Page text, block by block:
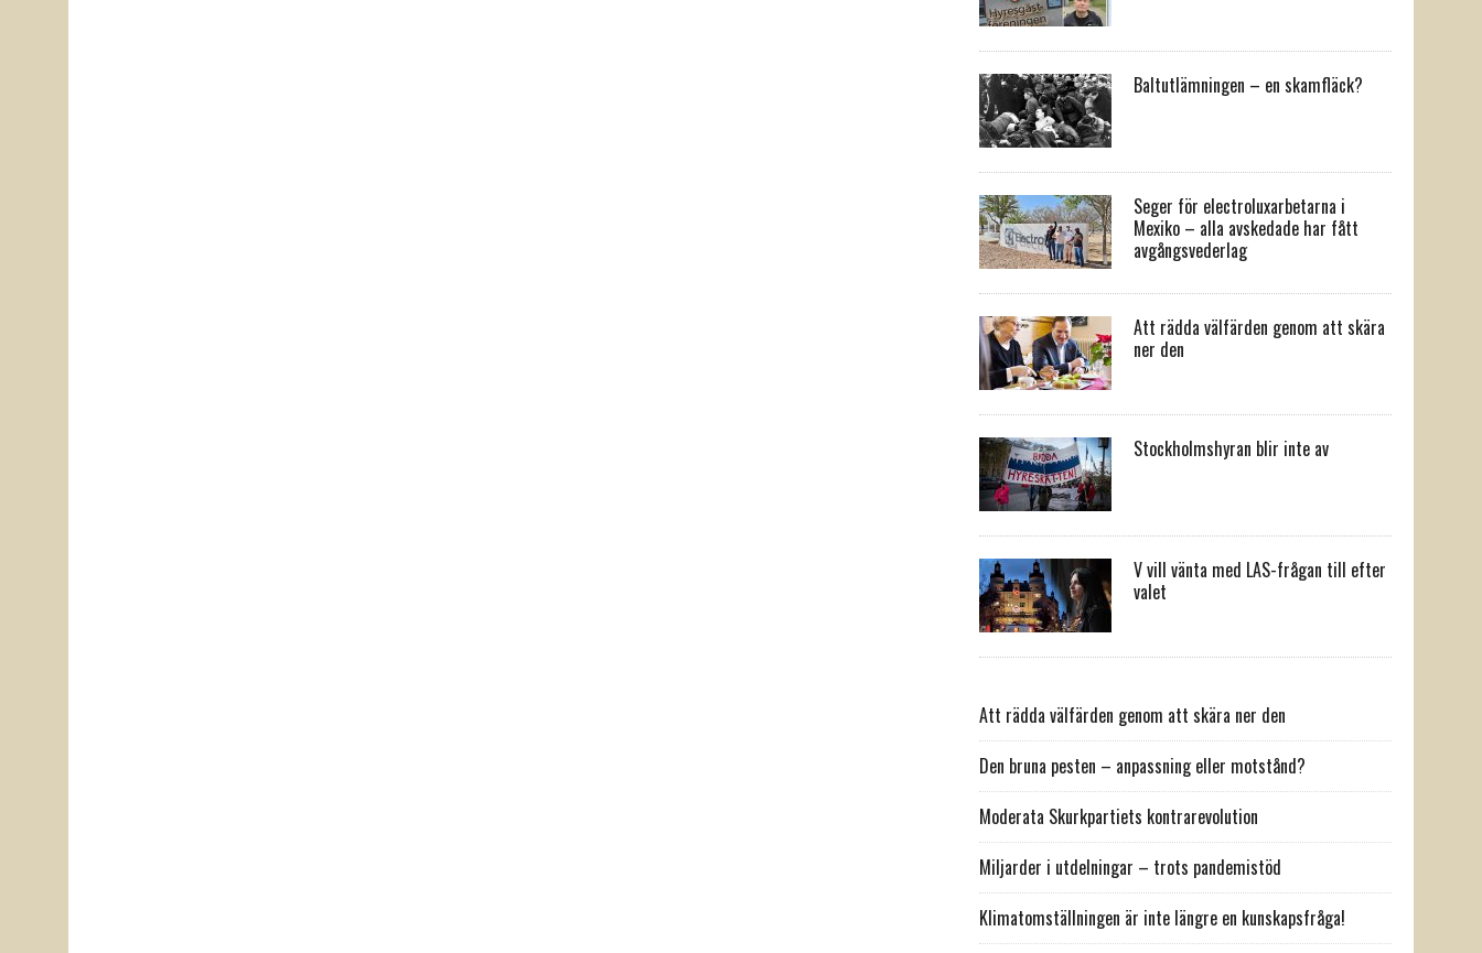
Baltutlämningen – en skamfläck?
Seger för electroluxarbetarna i
Mexiko – alla avskedade har fått
avgångsvederlag
Att rädda välfärden genom att skära
ner den
Stockholmshyran blir inte av
V vill vänta med LAS-frågan till efter
valet
Att rädda välfärden genom att skära ner den
Den bruna pesten – anpassning eller motstånd?
Moderata Skurkpartiets kontrarevolution
Miljarder i utdelningar – trots pandemistöd
Klimatomställningen är inte längre en kunskapsfråga!